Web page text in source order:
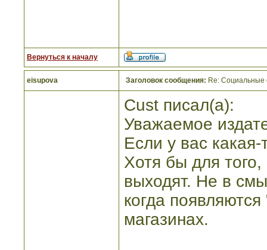
Вернуться к началу
eisupova Заголовок сообщения: Re: Социальные
Cust писал(а):
Уважаемое
Если у вас какая-
Хотя бы для того,
выходят. Не в
когда
магазинах.